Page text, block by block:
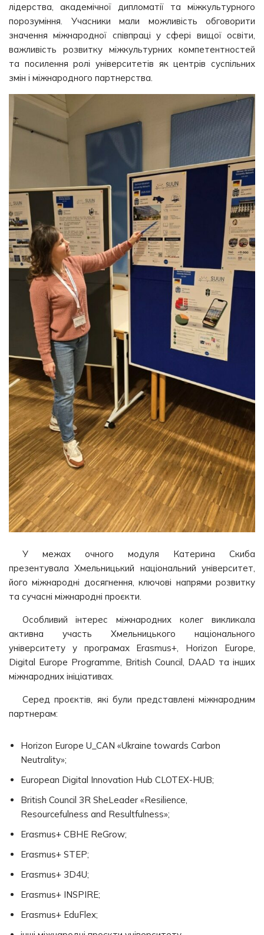
лідерства, академічної дипломатії та міжкультурного
порозуміння. Учасники мали можливість обговорити
значення міжнародної співпраці у сфері вищої освіти,
важливість розвитку міжкультурних компетентностей
та посилення ролі університетів як центрів суспільних
змін і міжнародного партнерства.
У межах очного модуля Катерина Скиба
презентувала Хмельницький національний університет,
його міжнародні досягнення, ключові напрями розвитку
та сучасні міжнародні проєкти.
Особливий інтерес міжнародних колег викликала
активна участь Хмельницького національного
університету у програмах Erasmus+, Horizon Europe,
Digital Europe Programme, British Council, DAAD та інших
міжнародних ініціативах.
Серед проєктів, які були представлені міжнародним
партнерам:
Horizon Europe U_CAN «Ukraine towards Carbon
Neutrality»;
European Digital Innovation Hub CLOTEX-HUB;
British Council 3R SheLeader «Resilience,
Resourcefulness and Resultfulness»;
Erasmus+ CBHE ReGrow;
Erasmus+ STEP;
Erasmus+ 3D4U;
Erasmus+ INSPIRE;
Erasmus+ EduFlex;